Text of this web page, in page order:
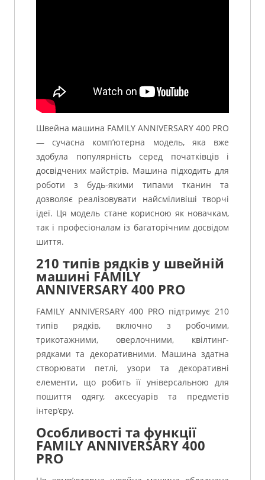
Швейна машина FAMILY ANNIVERSARY 400 PRO
— сучасна комп’ютерна модель, яка вже
здобула популярність серед початківців і
досвідчених майстрів. Машина підходить для
роботи з будь-якими типами тканин та
дозволяє реалізовувати найсміливіші творчі
ідеї. Ця модель стане корисною як новачкам,
так і професіоналам із багаторічним досвідом
шиття.
210 типів рядків у швейній
машині FAMILY
ANNIVERSARY 400 PRO
FAMILY ANNIVERSARY 400 PRO підтримує 210
типів рядків, включно з робочими,
трикотажними, оверлочними, квілтинг-
рядками та декоративними. Машина здатна
створювати петлі, узори та декоративні
елементи, що робить її універсальною для
пошиття одягу, аксесуарів та предметів
інтер’єру.
Особливості та функції
FAMILY ANNIVERSARY 400
PRO